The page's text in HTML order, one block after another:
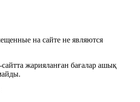
на сайте не являются
жарияланған бағалар ашық